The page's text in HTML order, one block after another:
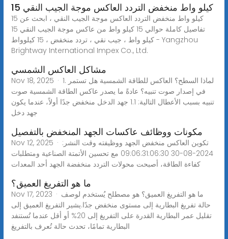
15 كيلو واط منخفض التردد العاكس موجة الجيب النقي
15 كيلو واط منخفض التردد العاكس موجة الجيب النقي ، ابحث عن
تفاصيل كاملة حوالي 15 كيلو واط من عاكس موجة الجيب النقي 15
كيلو واط ، جيب نقي ، تردد منخفض ، 15 كيلوواط - Yangzhou
Brightway International Impex Co., Ltd.
مشاكل العاكس الشمسي
Nov 18, 2025 · 1. لماذا السطح؟ العاكس للطاقة الشمسية هل تستمر
في إصدار صوت تنبيه؟ عادةً ما يصدر عاكس الطاقة الشمسية صوت
تنبيه بسبب الأعطال التالية: 1.1 جهد الدخل منخفض جدًا أولاً، عندما يكون
جهد دخل
مكونات ووظائف عاكسات الجهد المنخفض بالتفصيل
Nov 12, 2025 · تكوين العاكس منخفض الجهد ووظيفته وقت النشر:
2024-08-30 09:06:31:06:30 مع تحسين الأتمتة الصناعية ومتطلبات
كفاءة الطاقة، أصبحت محولات التردد منخفضة الجهد أحد المعدات
ما هو التفريغ العميق؟
Nov 17, 2023 · ما هو التفريغ العميق؟ هو مصطلح يُستخدم لوصف
حالة تفريغ البطارية إلى مستوى منخفض جدًا.يشير التفريغ العميق إلى
تقليل عمر البطارية القدرة على التفريغ إلى 20% أو أقل عندما تُستنفد
البطارية تمامًا، تحدث حالة تُعرف بالتفريغ